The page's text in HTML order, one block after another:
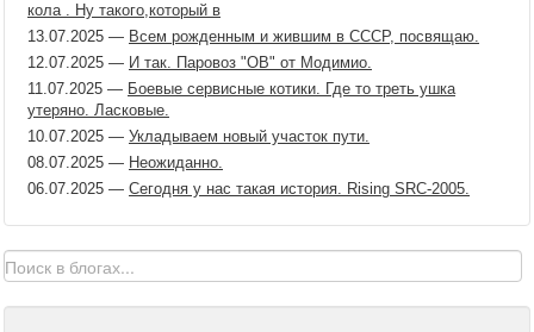
кола . Ну такого,который в
13.07.2025 — Всем рожденным и жившим в СССР, посвящаю.
12.07.2025 — И так. Паровоз "ОВ" от Модимио.
11.07.2025 — Боевые сервисные котики. Где то треть ушка
утеряно. Ласковые.
10.07.2025 — Укладываем новый участок пути.
08.07.2025 — Неожиданно.
06.07.2025 — Сегодня у нас такая история. Rising SRC-2005.